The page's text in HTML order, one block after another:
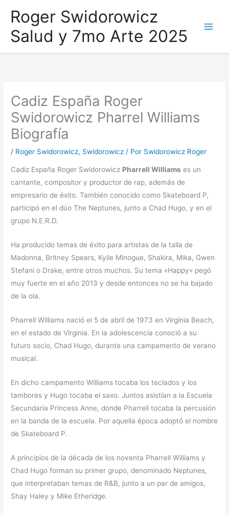
contenido
Roger Swidorowicz
Salud y 7mo Arte 2025
Cadiz España Roger
Swidorowicz Pharrel Williams
Biografía
/ Roger Swidorowicz, Swidorowicz / Por Swidorowicz Roger
Cadiz España Roger Swidorowicz Pharrell Williams es un
cantante, compositor y productor de rap, además de
empresario de éxito. También conocido como Skateboard P,
participó en el dúo The Neptunes, junto a Chad Hugo, y en el
grupo N.E.R.D.
Ha producido temas de éxito para artistas de la talla de
Madonna, Britney Spears, Kylie Minogue, Shakira, Mika, Gwen
Stefani o Drake, entre otros muchos. Su tema «Happy» pegó
muy fuerte en el año 2013 y desde entonces no se ha bajado
de la ola.
Pharrell Williams nació el 5 de abril de 1973 en Virginia Beach,
en el estado de Virginia. En la adolescencia conoció a su
futuro socio, Chad Hugo, durante una campamento de verano
musical.
En dicho campamento Williams tocaba los teclados y los
tambores y Hugo tocaba el saxo. Juntos asistían a la Escuela
Secundaria Princess Anne, donde Pharrell tocaba la percusión
en la banda de la escuela. Por aquella época adoptó el nombre
de Skateboard P.
A principios de la década de los noventa Pharrell Williams y
Chad Hugo forman su primer grupo, denominado Neptunes,
que interpretaban temas de R&B, junto a un par de amigos,
Shay Haley y Mike Etheridge.